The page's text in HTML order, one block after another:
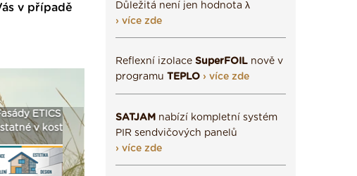
v případě
ETICS a
v kostce ›
Vyberte si izolaci a pak
ji tady klidně poptejte ›
Vytvořte si vizualizaci
fasády ›
Důležitá není jen hodnota λ
› více zde
Reflexní izolace SuperFOIL nově v
programu TEPLO › více zde
SATJAM nabízí kompletní systém
PIR sendvičových panelů
› více zde